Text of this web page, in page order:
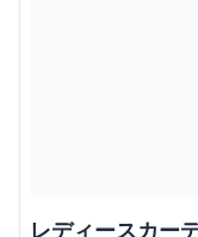
レディースカー